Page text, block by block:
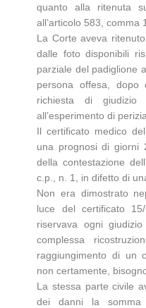
quanto alla ritenuta
all’articolo 583, comma
La Corte aveva
dalle foto disponibili
parziale del padiglione
persona offesa,
richiesta di giudizio
all’esperimento di
Il certificato medico
una prognosi di giorni
della contestazione
c.p., n. 1, in difetto di
Non era dimostrato
luce del certificato
riservava ogni giudizio
complessa
raggiungimento di un
non certamente,
La stessa parte civile
dei danni la somma